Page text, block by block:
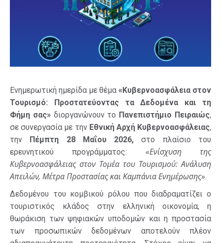
Ενημερωτική ημερίδα με θέμα «Κυβερνοασφάλεια στον
Τουρισμό: Προστατεύοντας τα Δεδομένα και τη
Φήμη σας»διοργανώνουν το Πανεπιστήμιο Πειραιώς,
σε συνεργασία με την Εθνική Αρχή Κυβερνοασφάλειας,
την Πέμπτη 28 Μαΐου 2026, στο πλαίσιο του
ερευνητικού προγράμματος: «Ενίσχυση της
Κυβερνοασφάλειας στον Τομέα του Τουρισμού: Ανάλυση
Απειλών, Μέτρα Προστασίας και Καμπάνια Ενημέρωσης».
Δεδομένου του κομβικού ρόλου που διαδραματίζει ο
τουριστικός κλάδος στην ελληνική οικονομία, η
θωράκιση των ψηφιακών υποδομών και η προστασία
των προσωπικών δεδομένων αποτελούν πλέον